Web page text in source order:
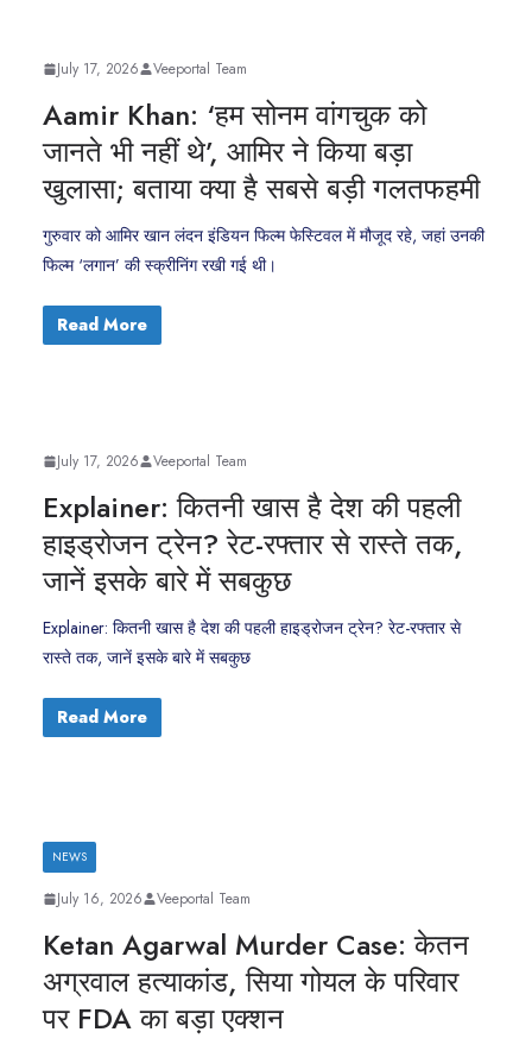
July 17, 2026 Veeportal Team
Aamir Khan: ‘हम सोनम वांगचुक को
जानते भी नहीं थे’, आमिर ने किया बड़ा
खुलासा; बताया क्या है सबसे बड़ी गलतफहमी
गुरुवार को आमिर खान लंदन इंडियन फिल्म फेस्टिवल में मौजूद रहे, जहां उनकी
फिल्म ‘लगान’ की स्क्रीनिंग रखी गई थी।
Read More
July 17, 2026 Veeportal Team
Explainer: कितनी खास है देश की पहली
हाइड्रोजन ट्रेन? रेट-रफ्तार से रास्ते तक,
जानें इसके बारे में सबकुछ
Explainer: कितनी खास है देश की पहली हाइड्रोजन ट्रेन? रेट-रफ्तार से
रास्ते तक, जानें इसके बारे में सबकुछ
Read More
NEWS
July 16, 2026 Veeportal Team
Ketan Agarwal Murder Case: केतन
अग्रवाल हत्याकांड, सिया गोयल के परिवार
पर FDA का बड़ा एक्शन